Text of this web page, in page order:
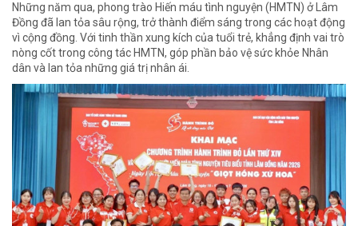
Những năm qua, phong trào Hiến máu tình nguyện (HMTN) ở Lâm
Đồng đã lan tỏa sâu rộng, trở thành điểm sáng trong các hoạt động
vì cộng đồng. Với tinh thần xung kích của tuổi trẻ, khẳng định vai trò
nòng cốt trong công tác HMTN, góp phần bảo vệ sức khỏe Nhân
dân và lan tỏa những giá trị nhân ái.